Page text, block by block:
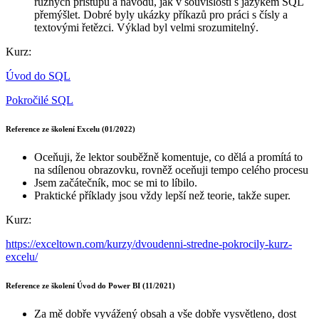
přemýšlet. Dobré byly ukázky příkazů pro práci s čísly a
textovými řetězci. Výklad byl velmi srozumitelný.
Kurz:
Úvod do SQL
Pokročilé SQL
Reference ze školení Excelu (01/2022)
Oceňuji, že lektor souběžně komentuje, co dělá a promítá to
na sdílenou obrazovku, rovněž oceňuji tempo celého procesu
Jsem začátečník, moc se mi to líbilo.
Praktické příklady jsou vždy lepší než teorie, takže super.
Kurz:
https://exceltown.com/kurzy/dvoudenni-stredne-pokrocily-kurz-
excelu/
Reference ze školení Úvod do Power BI (11/2021)
Za mě dobře vyvážený obsah a vše dobře vysvětleno, dost